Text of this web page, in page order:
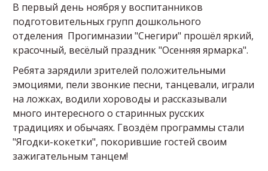
В первый день ноября у воспитанников
подготовительных групп дошкольного
отделения Прогимназии "Снегири" прошёл яркий,
красочный, весёлый праздник "Осенняя ярмарка".
Ребята зарядили зрителей положительными
эмоциями, пели звонкие песни, танцевали, играли
на ложках, водили хороводы и рассказывали
много интересного о старинных русских
традициях и обычаях. Гвоздём программы стали
"Ягодки-кокетки", покорившие гостей своим
зажигательным танцем!